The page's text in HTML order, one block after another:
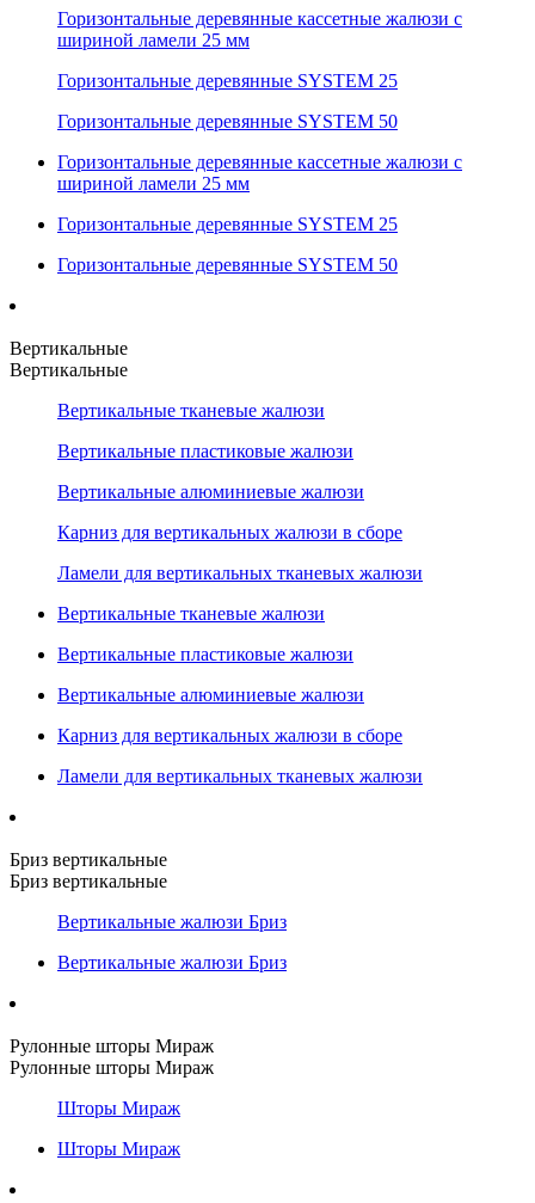
Горизонтальные деревянные кассетные жалюзи с
шириной ламели 25 мм
Горизонтальные деревянные SYSTEM 25
Горизонтальные деревянные SYSTEM 50
Горизонтальные деревянные кассетные жалюзи с
шириной ламели 25 мм
Горизонтальные деревянные SYSTEM 25
Горизонтальные деревянные SYSTEM 50
Вертикальные
Вертикальные
Вертикальные тканевые жалюзи
Вертикальные пластиковые жалюзи
Вертикальные алюминиевые жалюзи
Карниз для вертикальных жалюзи в сборе
Ламели для вертикальных тканевых жалюзи
Вертикальные тканевые жалюзи
Вертикальные пластиковые жалюзи
Вертикальные алюминиевые жалюзи
Карниз для вертикальных жалюзи в сборе
Ламели для вертикальных тканевых жалюзи
Бриз вертикальные
Бриз вертикальные
Вертикальные жалюзи Бриз
Вертикальные жалюзи Бриз
Рулонные шторы Мираж
Рулонные шторы Мираж
Шторы Мираж
Шторы Мираж